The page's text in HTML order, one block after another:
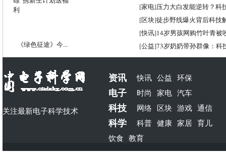
《绿色征途》今...
[家电]压力大白发能逆转？科
[区块]徒步野线爆火背后科技
[快讯]14岁男孩网购竹叶青被
[公益]73岁奶奶带孙群像：科
关注最新电子科学技术
资讯 快讯 公益 环保
电子 时尚 家电 汽车
科技 网络 区块 游戏 通信
科学 科普 健康 家居 育儿
饮食 教育